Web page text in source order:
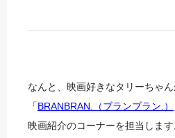
なんと、映画好きなタリーちゃ
「BRANBRAN.（ブランブラン.）
映画紹介のコーナーを担当しま